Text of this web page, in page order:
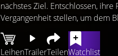
LeihenTrailerTeilenWatchlist
nächstes Ziel. Entschlossen,
Vergangenheit stellen, um dem